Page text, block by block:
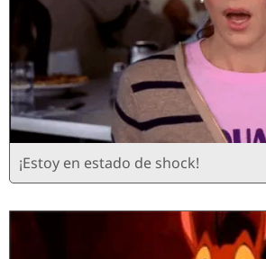
¡Estoy en estado de shock!